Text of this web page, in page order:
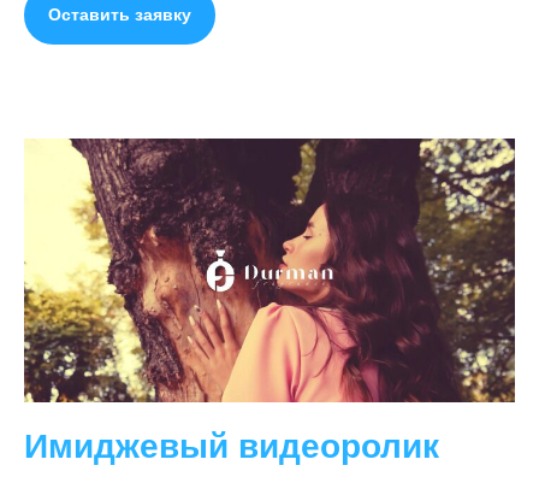
Оставить заявку
Имиджевый видеоролик